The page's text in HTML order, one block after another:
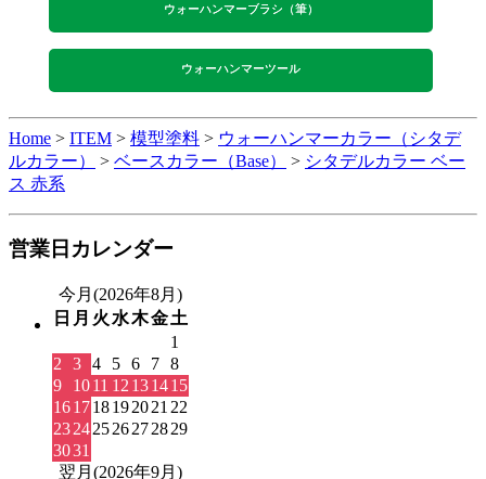
ウォーハンマーブラシ（筆）
ウォーハンマーツール
Home > ITEM > 模型塗料 > ウォーハンマーカラー（シタデ
ルカラー）
> ベースカラー（Base） > シタデルカラー ベー
ス 赤系
営業日カレンダー
今月(2026年8月)
日 月 火 水木金土
1
2
3 4 5 6 7 8
9
1011 12 131415
161718192021 22
23242526272829
3031
翌月(2026年9月)